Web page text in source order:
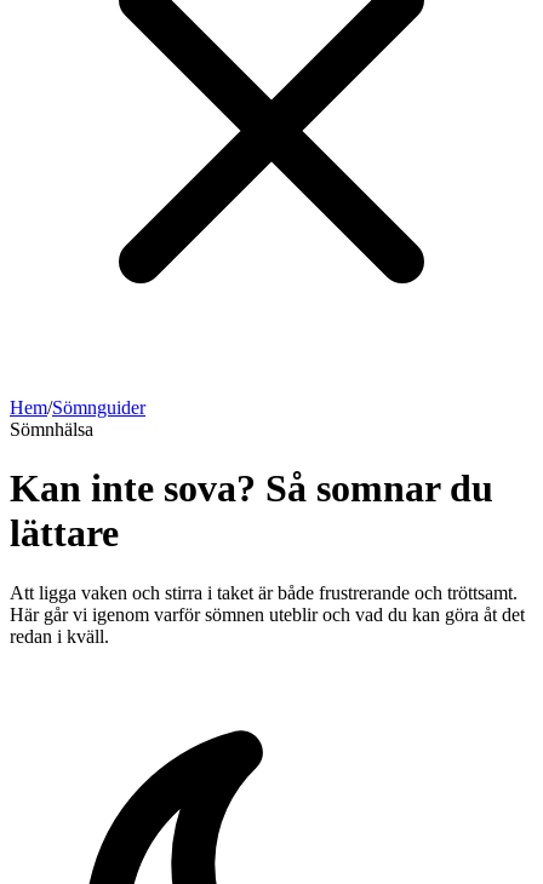
Hem/Sömnguider
Sömnhälsa
Kan inte sova? Så somnar du
lättare
Att ligga vaken och stirra i taket är både frustrerande och tröttsamt.
Här går vi igenom varför sömnen uteblir och vad du kan göra åt det
redan i kväll.